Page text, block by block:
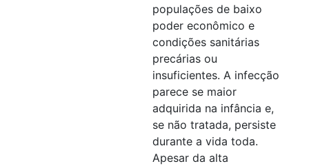
populações de baixo
poder econômico e
condições sanitárias
precárias ou
insuficientes. A infecção
parece se maior
adquirida na infância e,
se não tratada, persiste
durante a vida toda.
Apesar da alta